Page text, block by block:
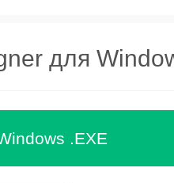
для
.EXE